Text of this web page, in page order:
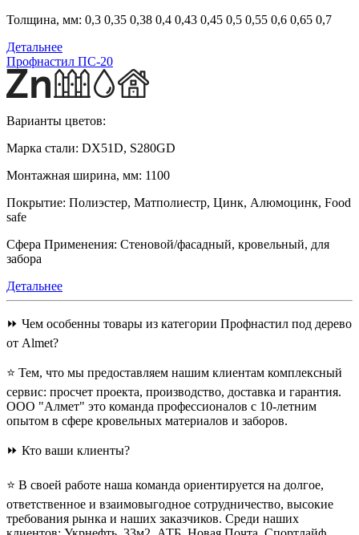
Толщина, мм: 0,3 0,35 0,38 0,4 0,43 0,45 0,5 0,55 0,6 0,65 0,7
Детальнее
Профнастил ПС-20
Варианты цветов:
Марка стали: DX51D, S280GD
Монтажная ширина, мм: 1100
Покрытие: Полиэстер, Матполиестр, Цинк, Алюмоцинк, Food
safe
Сфера Применения: Стеновой/фасадный, кровельный, для
забора
Детальнее
⏩ Чем особенны товары из категории Профнастил под дерево
от Almet?
⭐ Тем, что мы предоставляем нашим клиентам комплексный
сервис: просчет проекта, производство, доставка и гарантия.
ООО "Алмет" это команда профессионалов с 10-летним
опытом в сфере кровельных материалов и заборов.
⏩ Кто ваши клиенты?
⭐ В своей работе наша команда ориентируется на долгое,
ответственное и взаимовыгодное сотрудничество, высокие
требования рынка и наших заказчиков. Среди наших